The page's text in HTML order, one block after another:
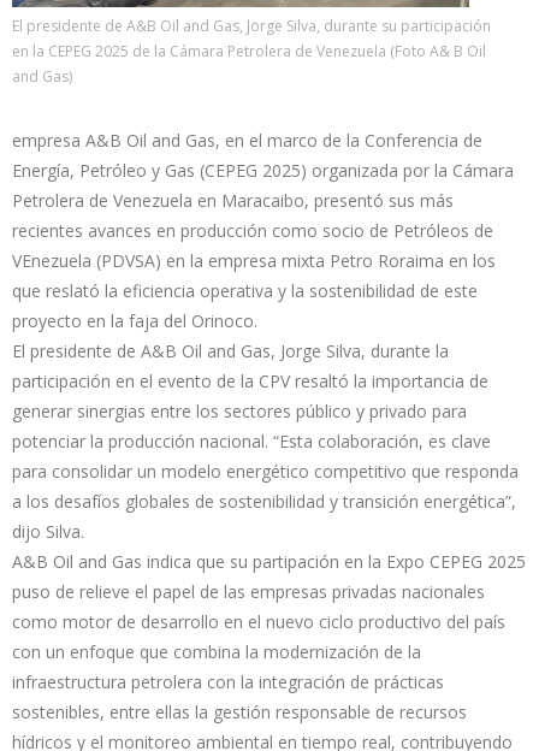
El presidente de A&B Oil and Gas, Jorge Silva, durante su participación
en la CEPEG 2025 de la Cámara Petrolera de Venezuela (Foto A& B Oil
and Gas)
empresa A&B Oil and Gas, en el marco de la Conferencia de
Energía, Petróleo y Gas (CEPEG 2025) organizada por la Cámara
Petrolera de Venezuela en Maracaibo, presentó sus más
recientes avances en producción como socio de Petróleos de
VEnezuela (PDVSA) en la empresa mixta Petro Roraima en los
que reslató la eficiencia operativa y la sostenibilidad de este
proyecto en la faja del Orinoco.
El presidente de A&B Oil and Gas, Jorge Silva, durante la
participación en el evento de la CPV resaltó la importancia de
generar sinergias entre los sectores público y privado para
potenciar la producción nacional. “Esta colaboración, es clave
para consolidar un modelo energético competitivo que responda
a los desafíos globales de sostenibilidad y transición energética”,
dijo Silva.
A&B Oil and Gas indica que su partipación en la Expo CEPEG 2025
puso de relieve el papel de las empresas privadas nacionales
como motor de desarrollo en el nuevo ciclo productivo del país
con un enfoque que combina la modernización de la
infraestructura petrolera con la integración de prácticas
sostenibles, entre ellas la gestión responsable de recursos
hídricos y el monitoreo ambiental en tiempo real, contribuyendo